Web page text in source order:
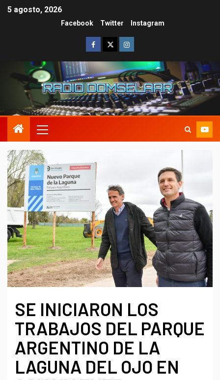
5 agosto, 2026
Facebook Twitter Instagram
SE INICIARON LOS
TRABAJOS DEL PARQUE
ARGENTINO DE LA
LAGUNA DEL OJO EN